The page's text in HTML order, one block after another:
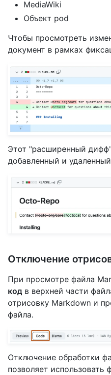
MediaWiki
Объект pod
Чтобы просмотреть
документ в рамках
Этот "расширенный
добавленный и
Отключение
При просмотре файла
код в верхней части
отрисовку Markdown и
файла.
Отключение обработки
позволяет использовать